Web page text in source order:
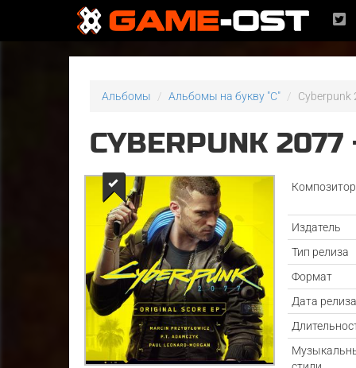
Альбомы Альбомы на букву "C" Cyberpunk
CYBERPUNK
Издатель
Тип релиза
Формат
Дата релиза